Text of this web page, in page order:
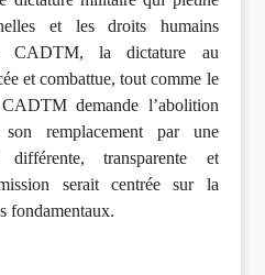
et les droits humains
CADTM, la dictature au
et combattue, tout comme le
demande l’abolition
remplacement par une
différente, transparente et
serait centrée sur la
fondamentaux.